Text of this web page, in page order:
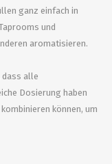
ganz einfach in
und
aromatisieren.
alle
Dosierung haben
können, um